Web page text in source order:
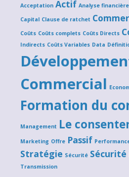
Acceptation Actif Analyse financière
Capital Clause de ratchet
Coûts Coûts complets Coûts Directs
Indirects Coûts Variables Data
Commercial
Formation du
Management Le
Marketing Offre Passif
Stratégie Sécurité
Transmission